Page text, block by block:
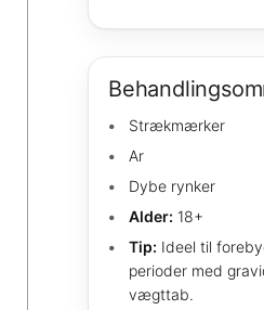
Strækmærker
Ar
Dybe rynker
Alder: 18+
Tip: Ideel til
perioder med
vægttab.